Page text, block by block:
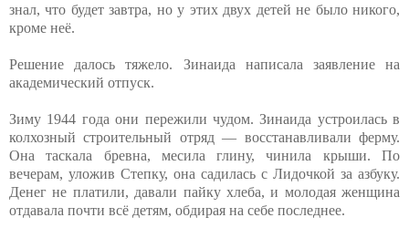
знал, что будет завтра, но у этих двух детей не было никого,
кроме неё.
Решение далось тяжело. Зинаида написала заявление на
академический отпуск.
Зиму 1944 года они пережили чудом. Зинаида устроилась в
колхозный строительный отряд — восстанавливали ферму.
Она таскала бревна, месила глину, чинила крыши. По
вечерам, уложив Степку, она садилась с Лидочкой за азбуку.
Денег не платили, давали пайку хлеба, и молодая женщина
отдавала почти всё детям, обдирая на себе последнее.